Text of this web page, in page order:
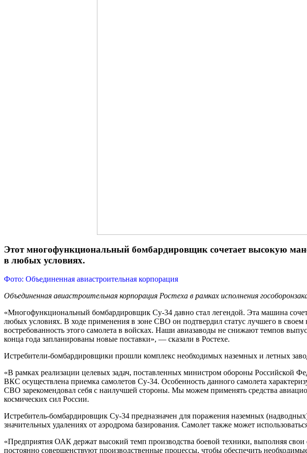
Этот многофункциональный бомбардировщик сочетает высокую
в любых условиях.
Фото: Объединенная авиастроительная корпорация
Объединенная авиастроительная корпорация Ростеха в рамках исполнения
«Многофункциональный бомбардировщик Су-34 давно стал легендой. Эта машина
любых условиях. В ходе применения в зоне СВО он подтвердил статус лучшего в
востребованность этого самолета в войсках. Наши авиазаводы не снижают темпов
конца года запланированы новые поставки», — сказали в Ростехе.
Истребители-бомбардировщики прошли комплекс необходимых наземных и летных
«В рамках реализации целевых задач, поставленных министром обороны Российской
ВКС осуществлена приемка самолетов Су-34. Особенность данного самолета
СВО зарекомендовал себя с наилучшей стороны. Мы можем применять средства
космических сил России.
Истребитель-бомбардировщик Су-34 предназначен для поражения наземных
значительных удалениях от аэродрома базирования. Самолет также может
«Предприятия ОАК держат высокий темп производства боевой техники, выполняя
постоянно совершенствуют производственные процессы, чтобы обеспечить